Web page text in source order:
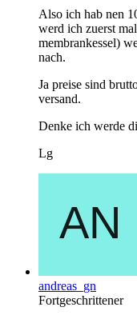
Also ich hab nen
werd ich zuerst
membrankessel)
nach.
Ja preise sind
versand.
Denke ich werde
Lg
andreas_gn
Fortgeschrittener